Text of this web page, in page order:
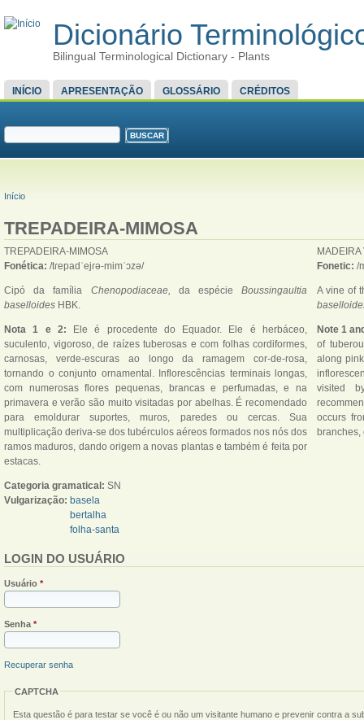
Dicionário
Bilingual Terminological Dictionary - Plants
MENU PRINCIPAL
INÍCIO APRESENTAÇÃO GLOSSÁRIO CRÉDITOS
FORMULÁRIO DE BUSCA
VOCÊ ESTÁ AQUI
Início
TREPADEIRA-MIMOSA
TREPADEIRA-MIMOSA
Fonética: /tɾepadˈejɾə-mimˈɔzə/
Cipó da família Chenopodiaceae, da espécie Boussingaultia
baselloides HBK.
Nota 1 e 2: Ele é procedente do Equador. Ele é herbáceo,
suculento, vigoroso, de raízes tuberosas e com folhas cordiformes,
carnosas, verde-escuras ao longo da ramagem cor-de-rosa,
tornando o conjunto ornamental. Inflorescências terminais longas,
com numerosas flores pequenas, brancas e perfumadas, e na
primavera e verão são muito visitadas por abelhas. É recomendado
para emoldurar suportes, muros, paredes ou cercas. Sua
multiplicação deriva-se dos tubérculos aéreos formados nos nós dos
ramos maduros, dando origem a novas plantas e também é feita por
estacas.
MADEIRA
Fonetic: /
A vine of
Note 1
of
along
visited
occurs
branches,
Categoria gramatical: SN
Vulgarização: basela
bertalha
folha-santa
LOGIN DO USUÁRIO
Usuário *
Senha *
Recuperar senha
CAPTCHA
Esta questão é para testar se você é ou não um visitante humano e prevenir contra a